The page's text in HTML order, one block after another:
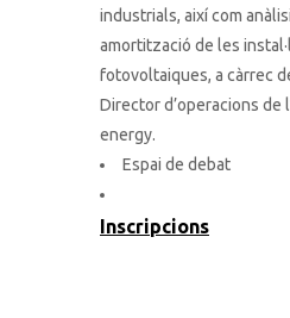
industrials, així com
amortització de les
fotovoltaiques, a càrrec
Director d’operacions de
energy.
Espai de debat
Inscripcions